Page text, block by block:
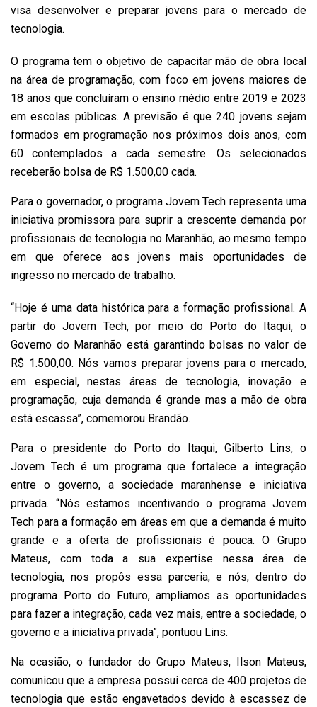
visa desenvolver e preparar jovens para o mercado de
tecnologia.
O programa tem o objetivo de capacitar mão de obra local
na área de programação, com foco em jovens maiores de
18 anos que concluíram o ensino médio entre 2019 e 2023
em escolas públicas. A previsão é que 240 jovens sejam
formados em programação nos próximos dois anos, com
60 contemplados a cada semestre. Os selecionados
receberão bolsa de R$ 1.500,00 cada.
Para o governador, o programa Jovem Tech representa uma
iniciativa promissora para suprir a crescente demanda por
profissionais de tecnologia no Maranhão, ao mesmo tempo
em que oferece aos jovens mais oportunidades de
ingresso no mercado de trabalho.
“Hoje é uma data histórica para a formação profissional. A
partir do Jovem Tech, por meio do Porto do Itaqui, o
Governo do Maranhão está garantindo bolsas no valor de
R$ 1.500,00. Nós vamos preparar jovens para o mercado,
em especial, nestas áreas de tecnologia, inovação e
programação, cuja demanda é grande mas a mão de obra
está escassa”, comemorou Brandão.
Para o presidente do Porto do Itaqui, Gilberto Lins, o
Jovem Tech é um programa que fortalece a integração
entre o governo, a sociedade maranhense e iniciativa
privada. “Nós estamos incentivando o programa Jovem
Tech para a formação em áreas em que a demanda é muito
grande e a oferta de profissionais é pouca. O Grupo
Mateus, com toda a sua expertise nessa área de
tecnologia, nos propôs essa parceria, e nós, dentro do
programa Porto do Futuro, ampliamos as oportunidades
para fazer a integração, cada vez mais, entre a sociedade, o
governo e a iniciativa privada”, pontuou Lins.
Na ocasião, o fundador do Grupo Mateus, Ilson Mateus,
comunicou que a empresa possui cerca de 400 projetos de
tecnologia que estão engavetados devido à escassez de